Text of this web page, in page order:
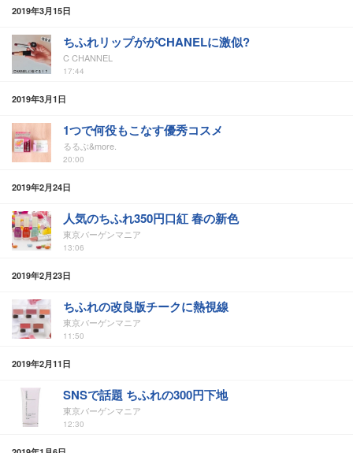
2019年3月15日
ちふれリップががCHANELに激似?
C CHANNEL
17:44
2019年3月1日
1つで何役もこなす優秀コスメ
るるぶ&more.
20:00
2019年2月24日
人気のちふれ350円口紅 春の新色
東京バーゲンマニア
13:06
2019年2月23日
ちふれの改良版チークに熱視線
東京バーゲンマニア
11:50
2019年2月11日
SNSで話題 ちふれの300円下地
東京バーゲンマニア
12:30